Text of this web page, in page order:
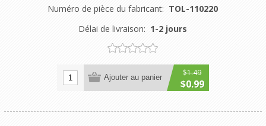
Numéro de pièce du fabricant: TOL-110220
Délai de livraison: 1-2 jours
Ajouter au panier $1.49
$0.99